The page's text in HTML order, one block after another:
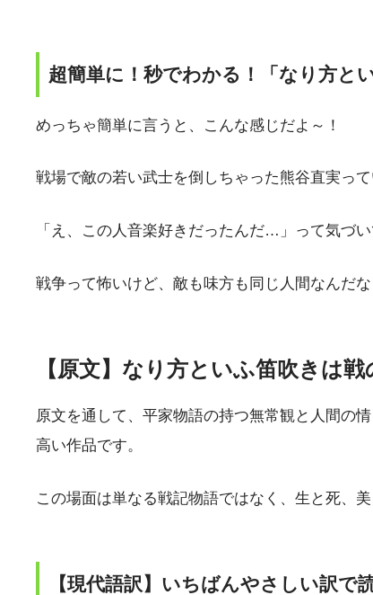
超簡単に！秒でわかる！「なり方と
めっちゃ簡単に言うと、こんな感じだよ～！
戦場で敵の若い武士を倒しちゃった熊谷直実っ
「え、この人音楽好きだったんだ…」って気づ
戦争って怖いけど、敵も味方も同じ人間なんだ
【原文】なり方といふ笛吹きは
原文を通して、平家物語の持つ無常観と人間の
高い作品です。
この場面は単なる戦記物語ではなく、生と死、
【現代語訳】いちばんやさしい訳で